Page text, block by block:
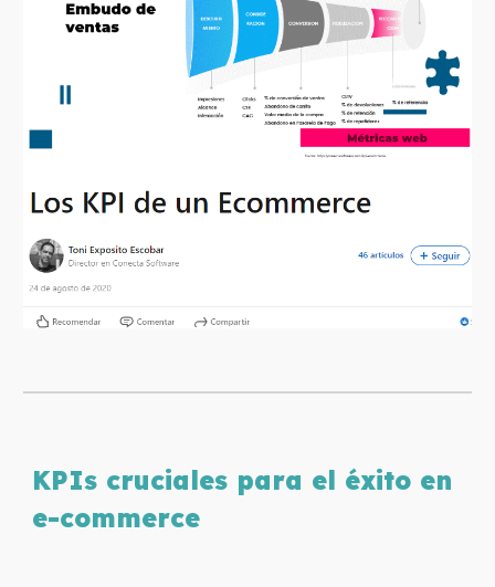
KPIs cruciales para el éxito en
e-commerce